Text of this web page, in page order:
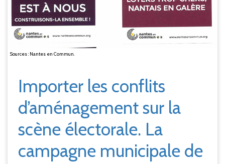
Sources : Nantes en Commun.
Importer les conflits
d’aménagement sur la
scène électorale. La
campagne municipale de